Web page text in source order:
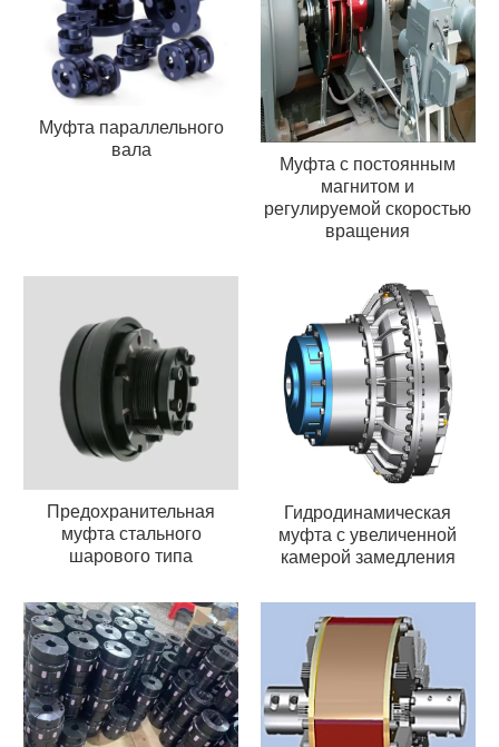
Муфта параллельного
вала
Муфта с постоянным
магнитом и
регулируемой скоростью
вращения
Предохранительная
муфта стального
шарового типа
Гидродинамическая
муфта с увеличенной
камерой замедления